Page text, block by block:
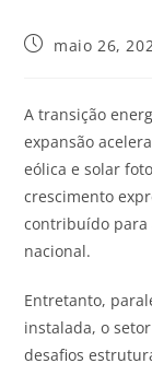
maio 26,
A transição
expansão
eólica e solar
crescimento
contribuído para
nacional.
Entretanto,
instalada, o
desafios